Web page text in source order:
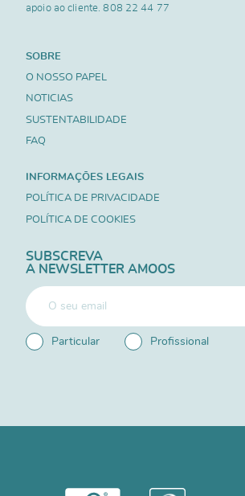
apoio ao cliente.808 22 44 77
SOBRE
O NOSSO PAPEL
NOTICIAS
SUSTENTABILIDADE
FAQ
INFORMAÇÕES LEGAIS
POLÍTICA DE PRIVACIDADE
POLÍTICA DE COOKIES
SUBSCREVA
A NEWSLETTER AMOOS
Particular Profissional